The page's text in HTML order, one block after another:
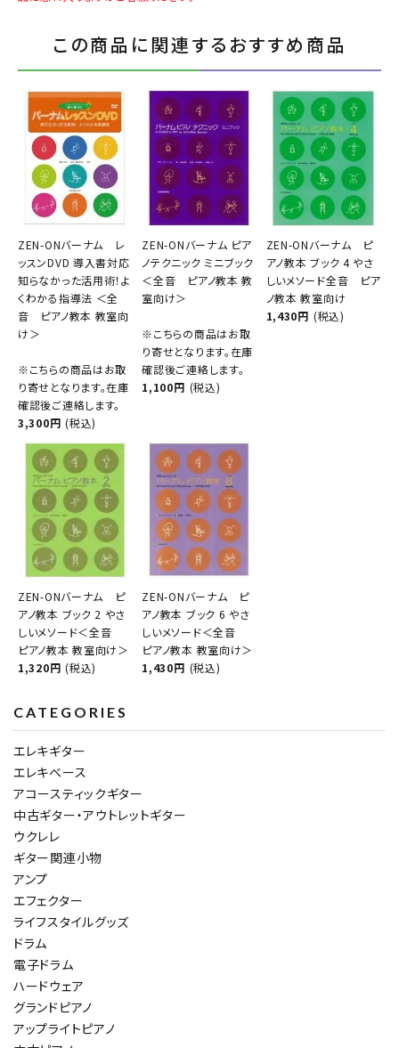
この商品に関連するおすすめ商品
ZEN-ONバーナム レ
ッスンDVD 導入書対応
知らなかった活用術！よ
くわかる指導法 ＜全
音 ピアノ教本 教室向
け＞
※こちらの商品はお取
り寄せとなります。在庫
確認後ご連絡します。
3,300円 (税込)
ZEN-ONバーナム ピア
ノテクニック ミニブック
＜全音 ピアノ教本 教
室向け＞
※こちらの商品はお取
り寄せとなります。在庫
確認後ご連絡します。
1,100円 (税込)
ZEN-ONバーナム ピ
アノ教本 ブック 4 やさ
しいメソード全音 ピア
ノ教本 教室向け
1,430円 (税込)
ZEN-ONバーナム ピ
アノ教本 ブック 2 やさ
しいメソード＜全音
ピアノ教本 教室向け＞
1,320円 (税込)
ZEN-ONバーナム ピ
アノ教本 ブック 6 やさ
しいメソード＜全音
ピアノ教本 教室向け＞
1,430円 (税込)
CATEGORIES
エレキギター
エレキベース
アコースティックギター
中古ギター・アウトレットギター
ウクレレ
ギター関連小物
アンプ
エフェクター
ライフスタイルグッズ
ドラム
電子ドラム
ハードウェア
グランドピアノ
アップライトピアノ